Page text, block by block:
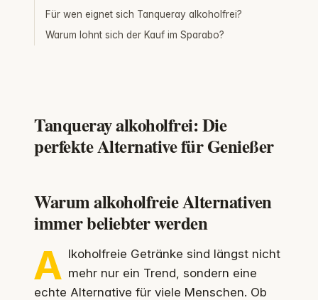
Für wen eignet sich Tanqueray alkoholfrei?
Warum lohnt sich der Kauf im Sparabo?
Tanqueray alkoholfrei: Die
perfekte Alternative für Genießer
Warum alkoholfreie Alternativen
immer beliebter werden
A lkoholfreie Getränke sind längst nicht
mehr nur ein Trend, sondern eine
echte Alternative für viele Menschen. Ob